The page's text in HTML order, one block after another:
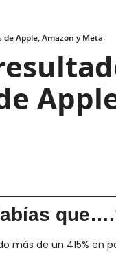
Apple, Amazon y Meta
más de un 415% en